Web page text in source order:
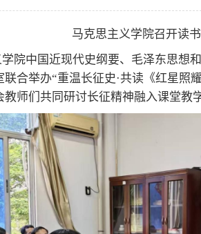
马克思主义学院召开读
院中国近现代史纲要、毛泽东思想
合举办“重温长征史·共读《红星
师们共同研讨长征精神融入课堂教